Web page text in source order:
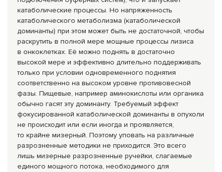
катаболические процессы. Но напряженность
катаболического метаболизма (катаболической
доминанты) при этом может быть не достаточной, чтобы
раскрутить в полной мере мощные процессы лизиса
в онкоклетках. Её можно поднять в достаточно
высокой мере и эффективно длительно поддерживать
только при условии одновременного поднятия
соответственно на высоком уровне противовесной
фазы. Пищевые, например аминокислоты или органика
обычно гасят эту доминанту. Требуемый эффект
фокусированной катаболической доминанты в опухоли
не происходит или если иногда и проявляется,
то крайне мизерный. Поэтому уповать на различные
разрозненные методики не приходится. Это всего
лишь мизерные разрозненные ручейки, слагаемые
единого мощного потока, необходимого для